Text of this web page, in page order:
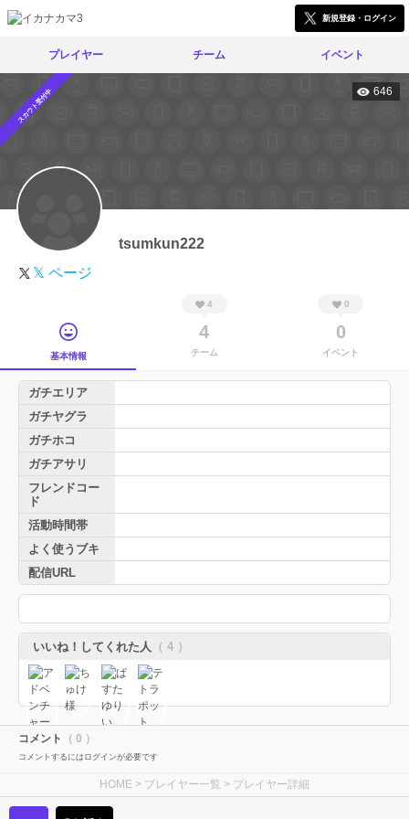
新規登録・ログイン
プレイヤー チーム イベント
スカウト受付中 646
tsumkun222
𝕏 ページ
基本情報
4
4
チーム
0
0
イベント
ガチエリア
ガチヤグラ
ガチホコ
ガチアサリ
フレンドコー
ド
活動時間帯
よく使うブキ
配信URL
いいね！してくれた人 （ 4 ）
コメント （ 0 ）
コメントするにはログインが必要です
HOME > プレイヤー一覧 > プレイヤー詳細